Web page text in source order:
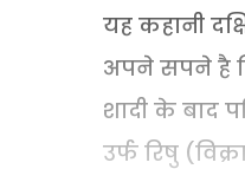
यह कहानी
अपने सपने है
शादी के बाद
उर्फ रिषु